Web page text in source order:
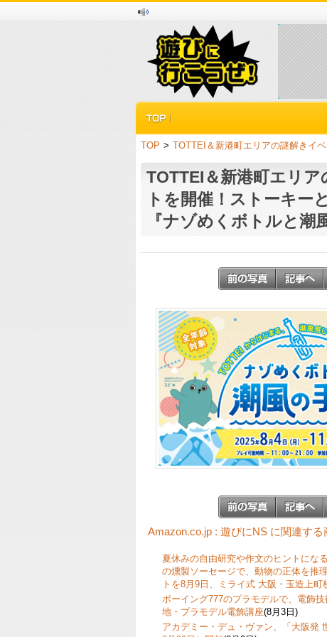
TOP > TOTTEI＆新港町エリアの謎解きイ
TOTTEI＆新港町エリ
トを開催！ストーキー
『ナゾめくボトルと潮
Amazon.co.jp : 遊びにNS に関連する
夏休みの自由研究や作文のヒントにな
の燻製ソーセージで、動物の正体を推
トを8月9日、ミライ式 大阪・玉造上町
ボーイング777のプラモデルで、電飾
地・プラモデル電飾講座(8月3日)
アカデミー・デュ・ヴァン、「大阪発